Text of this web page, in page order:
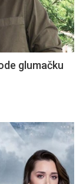
glumačku